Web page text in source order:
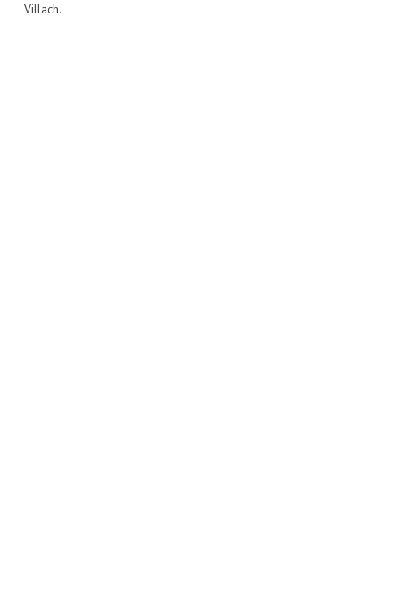
Villach.